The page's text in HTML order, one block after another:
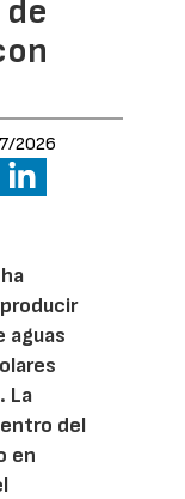
2026
ha
aguas
La
del
en